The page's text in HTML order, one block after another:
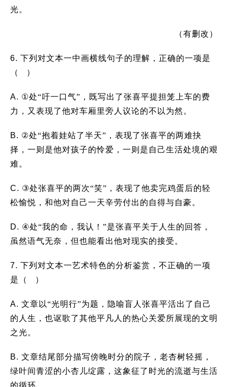
光。
（有删改）
6. 下列对文本一中画横线句子的理解，正确的一项是
（ ）
A. ①处“吁一口气”，既写出了张喜平提担笼上车的费
力，又表现了他对车厢里旁人议论的不以为然。
B. ②处“抱着娃站了半天”，表现了张喜平的两难抉
择，一则是他对孩子的怜爱，一则是自己生活处境的艰
难。
C. ③处张喜平的两次“笑”，表现了他卖完鸡蛋后的轻
松愉悦，和他对自己一天辛劳付出的自得与自豪。
D. ④处“我的命，我认！”是张喜平关于人生的回答，
虽然语气无奈，但也能看出他对现实的接受。
7. 下列对文本一艺术特色的分析鉴赏，不正确的一项
是（ ）
A. 文章以“光明行”为题，隐喻盲人张喜平活出了自己
的人生，也讴歌了其他平凡人的热心关爱所展现的文明
之光。
B. 文章结尾部分描写傍晚时分的院子，老杏树轻摇，
绿叶间青涩的小杏儿绽露，这象征了时光的流逝与生活
的循环。